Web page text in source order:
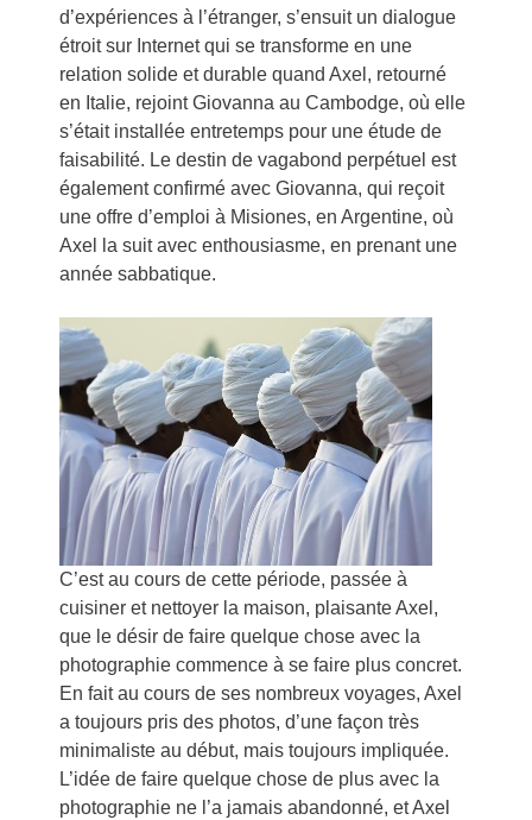
d’expériences à l’étranger, s’ensuit un dialogue
étroit sur Internet qui se transforme en une
relation solide et durable quand Axel, retourné
en Italie, rejoint Giovanna au Cambodge, où elle
s’était installée entretemps pour une étude de
faisabilité. Le destin de vagabond perpétuel est
également confirmé avec Giovanna, qui reçoit
une offre d’emploi à Misiones, en Argentine, où
Axel la suit avec enthousiasme, en prenant une
année sabbatique.
C’est au cours de cette période, passée à
cuisiner et nettoyer la maison, plaisante Axel,
que le désir de faire quelque chose avec la
photographie commence à se faire plus concret.
En fait au cours de ses nombreux voyages, Axel
a toujours pris des photos, d’une façon très
minimaliste au début, mais toujours impliquée.
L’idée de faire quelque chose de plus avec la
photographie ne l’a jamais abandonné, et Axel